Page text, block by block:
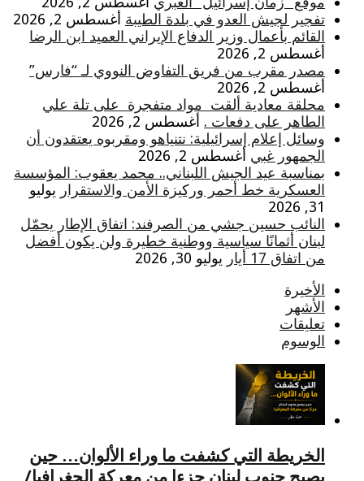
تفجير لجيش العدو في بلدة الطيبة أغسطس 2, 2026
القائم بأعمال وزير الدفاع الإيراني العميد ابن الرضا
أغسطس 2, 2026
مصدر مقرب من فريق التفاوض النووي لـ “فارس”
أغسطس 2, 2026
محلقة معادية ألقت مواد متفجرة على تلة علي
الطاهر على دفعات . أغسطس 2, 2026
وسائل إعلام إسرائيلية: نتنياهو ومقربوه يعتقدون أن
الجمهور غبي أغسطس 2, 2026
بمناسبة عيد الجيش اللبناني.. محمد يعقوب: المؤسسة
العسكرية خط أحمر وركيزة الأمن والاستقرار يوليو
31, 2026
النائب حسين جشي من الصرفند: اتفاق الإطار يحمّل
لبنان أثمانًا سياسية ووطنية خطيرة ولن يكون أفضل
من اتفاق 17 أيار
يوليو 30, 2026
الأخيرة
الأشهر
تعليقات
الوسوم
الخريطة التي كشفت ما وراء الألوان… حين
يصبح جنوب لبنان جزءا من معركة الجغرافيا/